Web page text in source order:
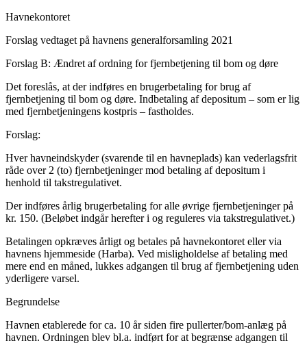
Havnekontoret
Forslag vedtaget på havnens generalforsamling 2021
Forslag B: Ændret af ordning for fjernbetjening til bom og døre
Det foreslås, at der indføres en brugerbetaling for brug af
fjernbetjening til bom og døre. Indbetaling af depositum – som er lig
med fjernbetjeningens kostpris – fastholdes.
Forslag:
Hver havneindskyder (svarende til en havneplads) kan vederlagsfrit
råde over 2 (to) fjernbetjeninger mod betaling af depositum i
henhold til takstregulativet.
Der indføres årlig brugerbetaling for alle øvrige fjernbetjeninger på
kr. 150. (Beløbet indgår herefter i og reguleres via takstregulativet.)
Betalingen opkræves årligt og betales på havnekontoret eller via
havnens hjemmeside (Harba). Ved misligholdelse af betaling med
mere end en måned, lukkes adgangen til brug af fjernbetjening uden
yderligere varsel.
Begrundelse
Havnen etablerede for ca. 10 år siden fire pullerter/bom-anlæg på
havnen. Ordningen blev bl.a. indført for at begrænse adgangen til